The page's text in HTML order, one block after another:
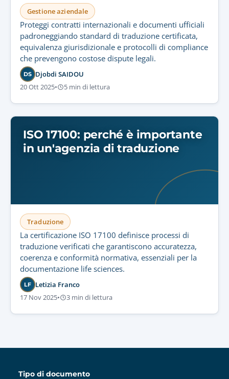
Gestione aziendale
Proteggi contratti internazionali e documenti ufficiali
padroneggiando standard di traduzione certificata,
equivalenza giurisdizionale e protocolli di compliance
che prevengono costose dispute legali.
DS Djobdi SAIDOU
20 Ott 2025• 5 min di lettura
ISO 17100: perché è importante
in un'agenzia di traduzione
Traduzione
La certificazione ISO 17100 definisce processi di
traduzione verificati che garantiscono accuratezza,
coerenza e conformità normativa, essenziali per la
documentazione life sciences.
LF Letizia Franco
17 Nov 2025• 3 min di lettura
Tipo di documento